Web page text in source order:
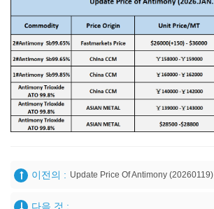
이전의 : Update Price Of Antimony (20260119)
다음 것 :